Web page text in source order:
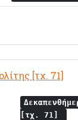
[τχ. 71]
[τχ. 71]